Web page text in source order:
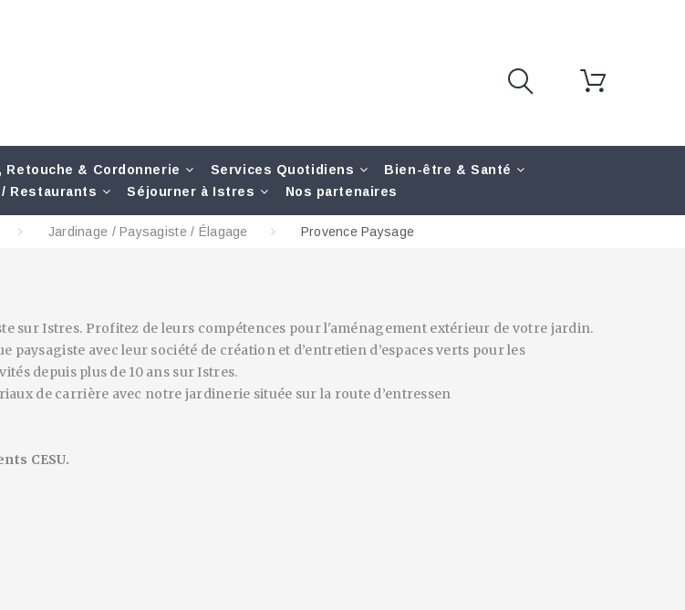
Retouche & Cordonnerie Services Quotidiens
Bien-être & Santé
Restaurants Séjourner à Istres Nos partenaires
Jardinage / Paysagiste / Élagage Provence Paysage
sur Istres. Profitez de leurs compétences pour l'aménagement extérieur de votre jardin.
avec leur société de création et d’entretien d’espaces verts pour les
depuis plus de 10 ans sur Istres.
de carrière avec notre jardinerie située sur la route d’entressen
CESU.